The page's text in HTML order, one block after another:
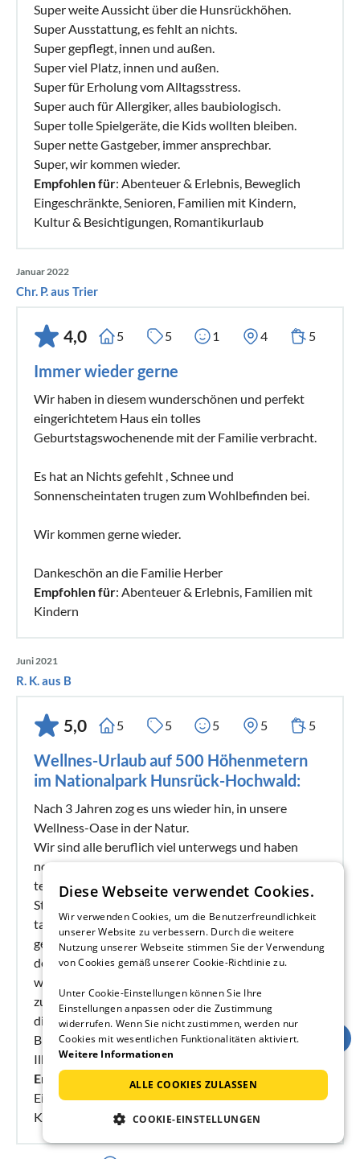
Super weite Aussicht über die Hunsrückhöhen.
Super Ausstattung, es fehlt an nichts.
Super gepflegt, innen und außen.
Super viel Platz, innen und außen.
Super für Erholung vom Alltagsstress.
Super auch für Allergiker, alles baubiologisch.
Super tolle Spielgeräte, die Kids wollten bleiben.
Super nette Gastgeber, immer ansprechbar.
Super, wir kommen wieder.
Empfohlen für: Abenteuer & Erlebnis, Beweglich
Eingeschränkte, Senioren, Familien mit Kindern,
Kultur & Besichtigungen, Romantikurlaub
Januar 2022
Chr. P. aus Trier
4,0 5 5 1 4 5
Immer wieder gerne
Wir haben in diesem wunderschönen und perfekt
eingerichtetem Haus ein tolles
Geburtstagswochenende mit der Familie verbracht.
Es hat an Nichts gefehlt , Schnee und
Sonnenscheintaten trugen zum Wohlbefinden bei.
Wir kommen gerne wieder.
Dankeschön an die Familie Herber
Empfohlen für: Abenteuer & Erlebnis, Familien mit
Kindern
Juni 2021
R. K. aus B
5,0 5 5 5 5 5
Wellnes-Urlaub auf 500 Höhenmetern
im Nationalpark Hunsrück-Hochwald:
Nach 3 Jahren zog es uns wieder hin, in unsere
Wellness-Oase in der Natur.
Wir sind alle beruflich viel unterwegs und haben
noch nirgends sonst so gut geschlafen; nicht in den
teuersten Hotels und auch nicht in unserer
Stadtwohnung. Hier kommen wir zur Ruhe und
tanken Lebenskraft - es ist einfach Spitze. Die
gesundheitsorientierte Ausstattung des Hauses zeigt
deutliche Wirkung. Das Trinkwasser ist hier samtig
weich und die Luft ist staubfrei. Allerbeste Erholung
zum günstigen Preis. Die 5 Sterne vom DTV haben
die herzlichen Gastgeber mehr als verdient.
Bis zum nächsten Mal. Richard und Eva, Henry und
Ilka, Werner und Heidi.
Empfohlen für
: Abenteuer & Erlebnis, Beweglich
Eingeschränkte, Senioren, Familien mit Kindern,
Kultur & Besichtigungen
Diese Webseite verwendet Cookies.
Wir verwenden Cookies, um die Benutzerfreundlichkeit
unserer Website zu verbessern. Durch die weitere
Nutzung unserer Webseite stimmen Sie der Verwendung
von Cookies gemäß unserer Cookie-Richtlinie zu.
Unter Cookie-Einstellungen können Sie Ihre
Einstellungen anpassen oder die Zustimmung
widerrufen. Wenn Sie nicht zustimmen, werden nur
Cookies mit wesentlichen Funktionalitäten aktiviert.
Weitere Informationen
ALLE COOKIES ZULASSEN
COOKIE-EINSTELLUNGEN